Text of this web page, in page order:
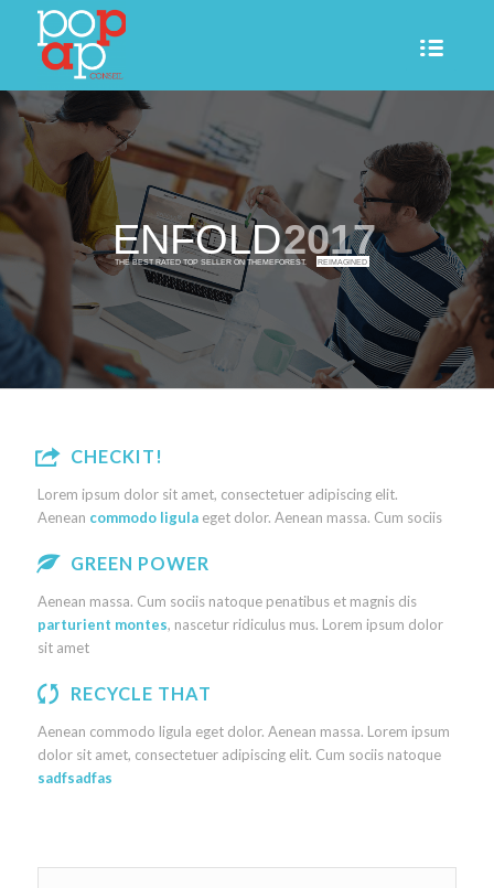
ENFOLD2017
THE BEST RATED TOP SELLER ON THEMEFOREST. REIMAGINED
CHECKIT!
Lorem ipsum dolor sit amet, consectetuer adipiscing elit.
Aenean commodo ligulaeget dolor. Aenean massa. Cum sociis
GREEN POWER
Aenean massa. Cum sociis natoque penatibus et magnis dis
parturient montes, nascetur ridiculus mus. Lorem ipsum dolor
sit amet
RECYCLE THAT
Aenean commodo ligula eget dolor. Aenean massa. Lorem ipsum
dolor sit amet, consectetuer adipiscing elit. Cum sociis natoque
sadfsadfas